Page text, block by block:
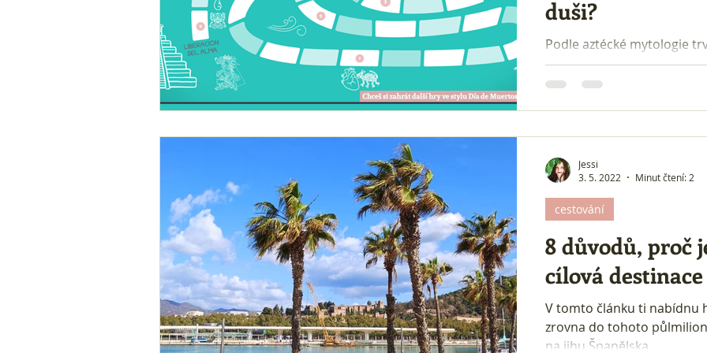
duši?
Podle aztécké mytologie
(aztéckého podsvětí) 4
9 patrypodsvětí a v
španělská cvičení, u
seznámíš s různorodou
toho! Říkáš si: "No jo, ale já
Nevadí! Všechny pokyny
španělštiny i v
8 důvodů, proč
cílová destinace
V tomto článku ti nabídnu
zrovna do tohoto
na jihu Španělska.
cestování
Jessi
3. 5. 2022
Minut čtení: 2